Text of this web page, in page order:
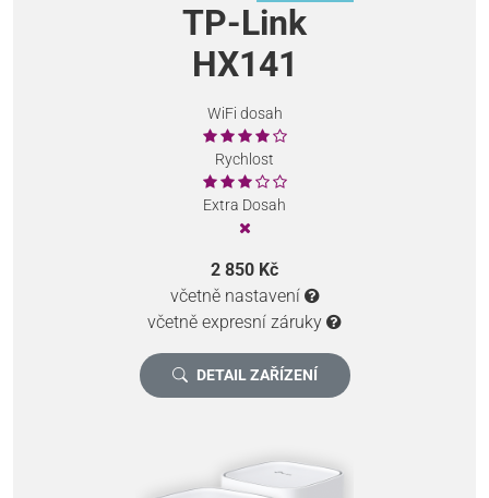
TP-Link
HX141
WiFi dosah
Rychlost
Extra Dosah
2 850 Kč
včetně nastavení
včetně expresní záruky
DETAIL ZAŘÍZENÍ